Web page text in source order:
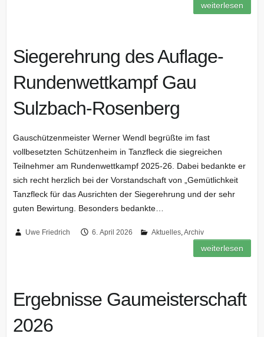
weiterlesen
Siegerehrung des Auflage-
Rundenwettkampf Gau
Sulzbach-Rosenberg
Gauschützenmeister Werner Wendl begrüßte im fast
vollbesetzten Schützenheim in Tanzfleck die siegreichen
Teilnehmer am Rundenwettkampf 2025-26. Dabei bedankte er
sich recht herzlich bei der Vorstandschaft von „Gemütlichkeit
Tanzfleck für das Ausrichten der Siegerehrung und der sehr
guten Bewirtung. Besonders bedankte…
Uwe Friedrich 6. April 2026 Aktuelles,Archiv
weiterlesen
Ergebnisse Gaumeisterschaft
2026